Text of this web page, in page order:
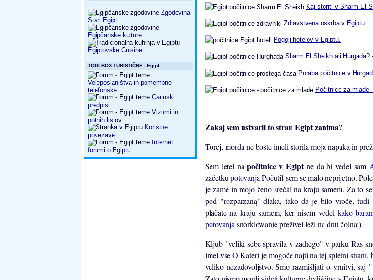
Zgodovina
Stari Egipt
Egipčanske kulture
Egiptovske Cuisine
TOOLBOX TURISTIČNE - Egipt
Veleposlaništva in pomembne
telefonske
Carinski
predpisi
Vizumi in
potnih listov
Koristne
povezave
Internet
forumi o Egiptu
Kaj storiti v Sharm El
Zdravstvena oskrba v Egiptu.
Pogoji hotelov v Egiptu.
Sharm El Sheikh ali Hurgada?
Poraba počitnice v
Počitnice za mlade
Zakaj sem ustvaril to stran Egipt zanima?
Torej, morda ne boste imeli storila moja napaka in
Sem letel napočitnice v Egipt ne da bi vedel sam
začetkupotovanjaPočutil sem se malo neprijetno.
je zame in mojo ženo srečal na kraju samem. Za to
pod "rozparzaną" dlaka, tako da je bilo vroče, tudi
plačate na kraju samem, ker nisem vedel kako
potovanja snorklowanie preživel leži na dnu čolna:)
Kljub "veliki sebe spravila v zadrego" v parku Ras
imel vseOKateri je mogoče najti na tej spletni
veliko nezadovoljstvo. Smo razmišljati o vrnitvi, saj "